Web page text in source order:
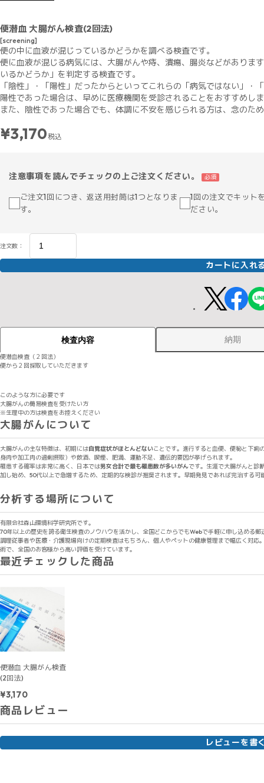
便潜血 大腸がん検査(2回法)
[screening]
便の中に血液が混じっているかどうかを調べる検査です。
便に血液が混じる病気には、大腸がんや痔、潰瘍、腸炎などがありま
いるかどうか」を判定する検査です。
「陰性」・「陽性」だったからといってこれらの「病気ではない」・
陽性であった場合は、早めに医療機関を受診されることをおすすめし
また、陰性であった場合でも、体調に不安を感じられる方は、念のた
¥3,170税込
注意事項を読んでチェックの上ご注文ください。 必須
ご注文1回につき、返送用封筒は1つとなりま
す。
1回の注文でキット
ださい。
注文数：
カートに入れ
検査内容 納期
便潜血検査（２回法）
便から２回採取していただきます
このような方に必要です
大腸がんの簡易検査を受けたい方
※生理中の方は検査をお控えください
大腸がんについて
大腸がんの主な特徴は、初期には自覚症状がほとんどないことです。進行すると血便、便秘と下痢
身肉や加工肉の過剰摂取）や飲酒、喫煙、肥満、運動不足、遺伝的要因が挙げられます。
罹患する確率は非常に高く、日本では男女合計で最も罹患数が多いがんです。生涯で大腸がんと診
加し始め、50代以上で急増するため、定期的な検診が推奨されます。早期発見であれば完治する可
分析する場所について
有限会社森山環境科学研究所です。
70年以上の歴史を誇る衛生検査のノウハウを活かし、全国どこからでもWebで手軽に申し込める
調理従事者や医療・介護現場向けの定期検査はもちろん、個人やペットの健康管理まで幅広く対
術で、全国のお客様から高い評価を受けています。
最近チェックした商品
便潜血 大腸がん検査
(2回法)
¥3,170
商品レビュー
レビューを書